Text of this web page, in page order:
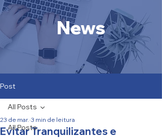
News
Post
All Posts
All Posts
Evitar Tranquilizantes e
23 de mar. 3 min de leitura